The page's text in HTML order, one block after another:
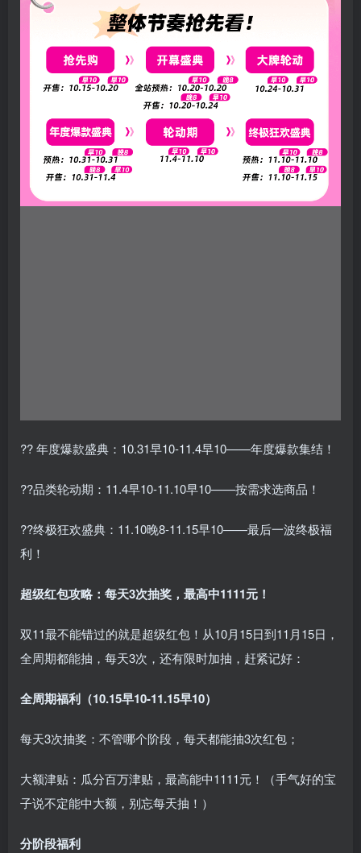
?? 年度爆款盛典：10.31早10-11.4早10——年度爆款集结！
??品类轮动期：11.4早10-11.10早10——按需求选商品！
??终极狂欢盛典：11.10晚8-11.15早10——最后一波终极福
利！
超级红包攻略：每天3次抽奖，最高中1111元！
双11最不能错过的就是超级红包！从10月15日到11月15日，
全周期都能抽，每天3次，还有限时加抽，赶紧记好：
全周期福利（10.15早10-11.15早10）
每天3次抽奖：不管哪个阶段，每天都能抽3次红包；
大额津贴：瓜分百万津贴，最高能中1111元！（手气好的宝
子说不定能中大额，别忘每天抽！）
分阶段福利